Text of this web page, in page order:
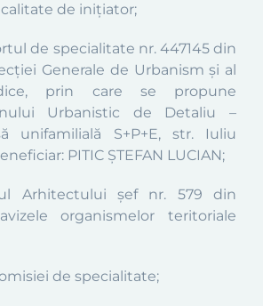
de inițiator;
de specialitate nr. 447145 din
Generale de Urbanism și al
prin care se propune
Urbanistic de Detaliu –
unifamilială S+P+E, str. Iuliu
PITIC ȘTEFAN LUCIAN;
Arhitectului șef nr. 579 din
organismelor teritoriale
de specialitate;